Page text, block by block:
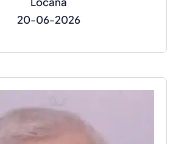
20-06-2026